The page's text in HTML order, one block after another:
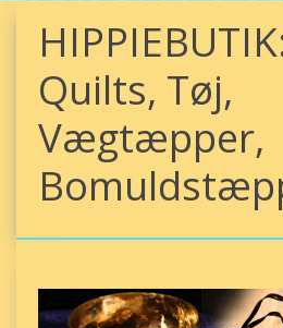
Quilts, Tøj,
Vægtæpper,